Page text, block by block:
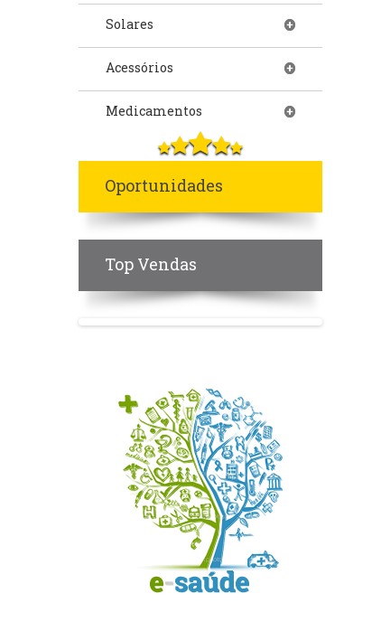
Solares
Acessórios
Medicamentos
Oportunidades
Top Vendas